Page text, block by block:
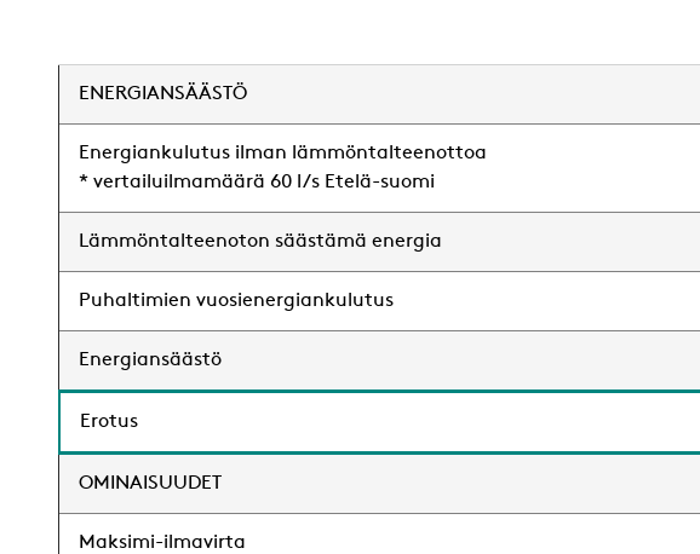
ENERGIANSÄÄSTÖ
Energiankulutus ilman lämmöntalteenottoa
* vertailuilmamäärä 60 l/s Etelä-suomi
Lämmöntalteenoton säästämä energia
Puhaltimien vuosienergiankulutus
Energiansäästö
Erotus
OMINAISUUDET
Maksimi-ilmavirta